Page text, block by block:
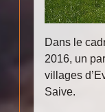
Dans le
2016, un
villages
Saive.